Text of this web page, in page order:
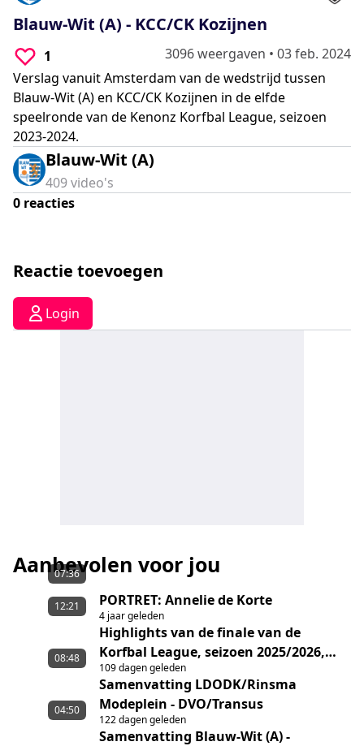
seconds
Blauw-Wit (A) - KCC/CK Kozijnen
1 3096 weergaven • 03 feb. 2024
Verslag vanuit Amsterdam van de wedstrijd tussen
Blauw-Wit (A) en KCC/CK Kozijnen in de elfde
speelronde van de Kenonz Korfbal League, seizoen
2023-2024.
Blauw-Wit (A)
409video's
0 reacties
Reactie toevoegen
Login
Aanbevolen voor jou
07:36
PORTRET: Annelie de Korte
4 jaar geleden
12:21
Highlights van de finale van de
Korfbal League, seizoen 2025/2026,
tussen Fortuna/Ruitenheer en
DVO/Transus
109 dagen geleden
08:48
Samenvatting LDODK/Rinsma
Modeplein - DVO/Transus
122 dagen geleden
04:50
Samenvatting Blauw-Wit (A) -